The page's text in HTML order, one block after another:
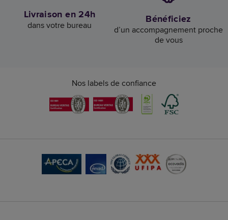
Livraison en 24h
dans votre bureau Bénéficiez
d’un accompagnement proche
de vous
Nos labels de confiance